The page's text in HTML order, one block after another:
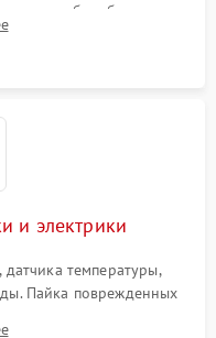
барабана и
люка на разрывы.
и электрики
температуры,
Пайка поврежденных